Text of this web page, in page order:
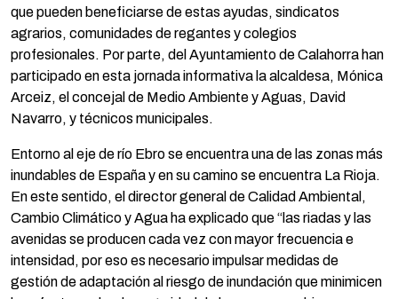
que pueden beneficiarse de estas ayudas, sindicatos
agrarios, comunidades de regantes y colegios
profesionales. Por parte, del Ayuntamiento de Calahorra han
participado en esta jornada informativa la alcaldesa, Mónica
Arceiz, el concejal de Medio Ambiente y Aguas, David
Navarro, y técnicos municipales.
Entorno al eje de río Ebro se encuentra una de las zonas más
inundables de España y en su camino se encuentra La Rioja.
En este sentido, el director general de Calidad Ambiental,
Cambio Climático y Agua ha explicado que “las riadas y las
avenidas se producen cada vez con mayor frecuencia e
intensidad, por eso es necesario impulsar medidas de
gestión de adaptación al riesgo de inundación que minimicen